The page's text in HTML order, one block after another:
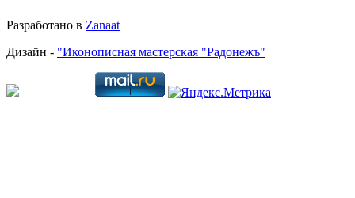
Разработано в Zanaat
Дизайн - "Иконописная мастерская "Радонежъ"